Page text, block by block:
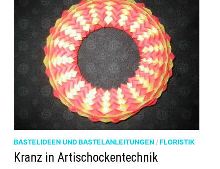
BASTELIDEEN UND BASTELANLEITUNGEN/FLORISTIK
Kranz in Artischockentechnik